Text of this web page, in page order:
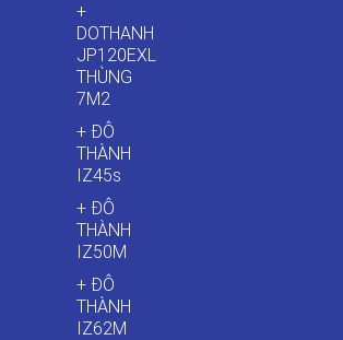
+
DOTHANH
JP120EXL
THÙNG
7M2
+ ĐÔ
THÀNH
IZ45s
+ ĐÔ
THÀNH
IZ50M
+ ĐÔ
THÀNH
IZ62M